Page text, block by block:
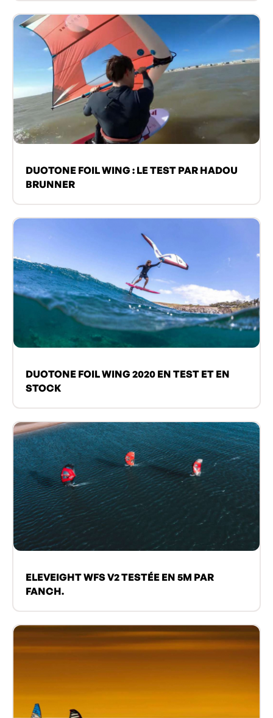
DUOTONE FOIL WING : LE TEST PAR HADOU
BRUNNER
DUOTONE FOIL WING 2020 EN TEST ET EN
STOCK
ELEVEIGHT WFS V2 TESTÉE EN 5M PAR
FANCH.